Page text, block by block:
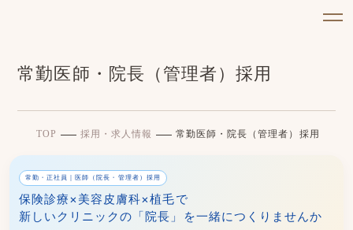
常勤医師・院長（管理者）採用
TOP 採用・求人情報 常勤医師・院長（管理者）採用
常勤・正社員｜医師（院長・管理者）採用
保険診療×美容皮膚科×植毛で
新しいクリニックの「院長」を一緒につくりませんか